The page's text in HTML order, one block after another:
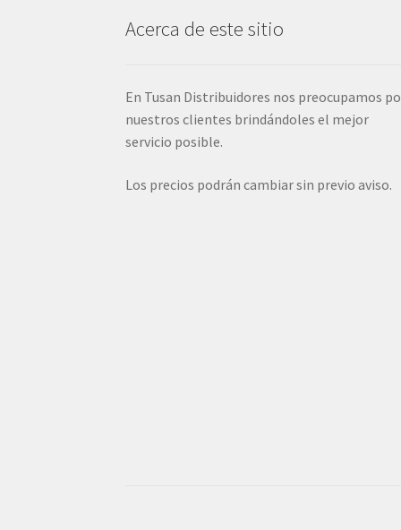
Acerca de este sitio
En Tusan Distribuidores nos preocupamos
nuestros clientes brindándoles el mejor
servicio posible.
Los precios podrán cambiar sin previo aviso.